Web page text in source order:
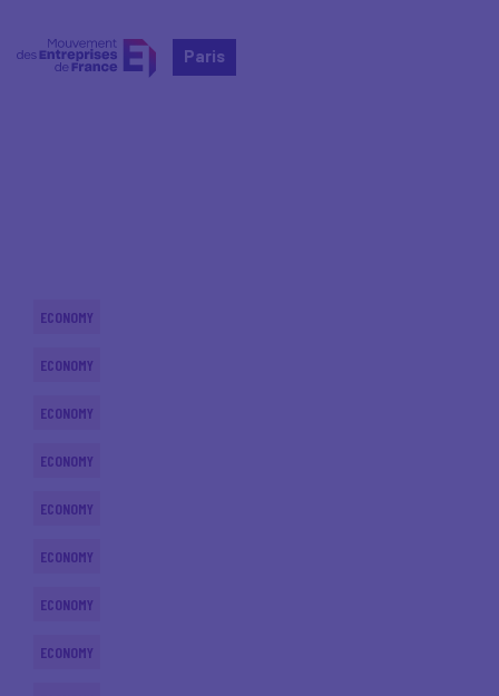
Paris
ECONOMY
ECONOMY
ECONOMY
ECONOMY
ECONOMY
ECONOMY
ECONOMY
ECONOMY